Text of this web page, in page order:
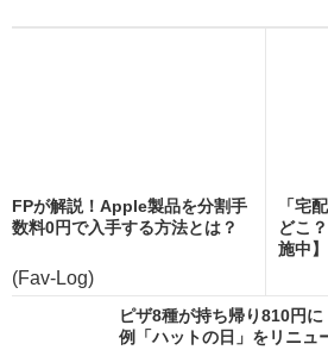
FPが解説！Apple製品を分割手
数料0円で入手する方法とは？
(Fav-Log)
「宅
どこ
施中】
ピザ8種が持ち帰り810円
例「ハットの日」をリニュ